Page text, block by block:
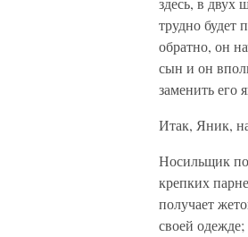
трудно будет
обратно, он
сын и он
заменить
Итак, Яник,
Носильщик
крепких
получает
своей